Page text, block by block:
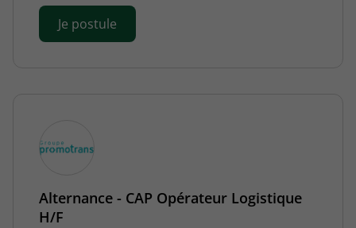
Je postule
Alternance - CAP Opérateur Logistique
H/F